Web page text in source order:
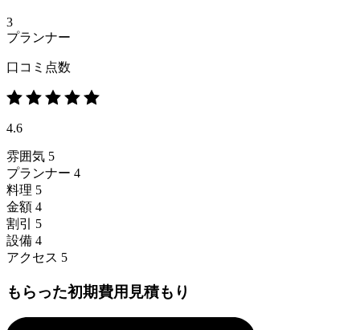
3
プランナー
口コミ点数
4.6
雰囲気 5
プランナー 4
料理 5
金額 4
割引
5
設備 4
アクセス 5
もらった初期費用見積もり